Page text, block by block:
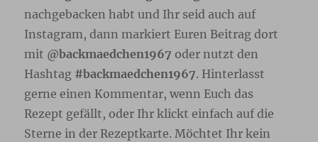
nachgebacken habt und Ihr seid auch auf
Instagram, dann markiert Euren Beitrag dort
mit @backmaedchen1967 oder nutzt den
Hashtag #backmaedchen1967. Hinterlasst
gerne einen Kommentar, wenn Euch das
Rezept gefällt, oder Ihr klickt einfach auf die
Sterne in der Rezeptkarte. Möchtet Ihr kein